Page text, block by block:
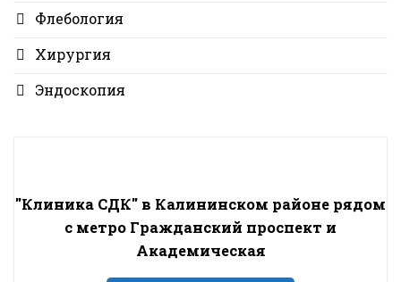
Флебология
Хирургия
Эндоскопия
"Клиника СДК" в Калининском районе рядом
с метро Гражданский проспект и
Академическая